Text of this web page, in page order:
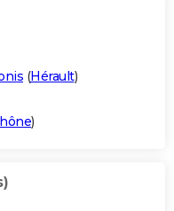
(Hérault)
)